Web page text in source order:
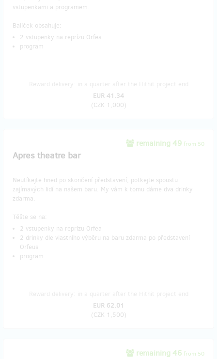
vstupenkami a programem.
Balíček obsahuje:
2 vstupenky na reprízu Orfea
program
EUR 41.34
(CZK 1,000)
remaining 49 from 50
Apres theatre bar
Neutíkejte hned po skončení představení, potkejte spoustu
zajímavých lidí na našem baru. My vám k tomu dáme dva drinky
zdarma.
Těšte se na:
2 vstupenky na reprízu Orfea
2 drinky dle vlastního výběru na baru zdarma po představení
Orfeus
program
EUR 62.01
(CZK 1,500)
remaining 46 from 50